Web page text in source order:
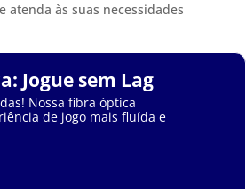
atenda às suas necessidades
Jogue sem Lag
Nossa fibra óptica
de jogo mais fluída e